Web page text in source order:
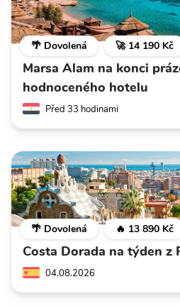
🌴 Dovolená 🚀 14 190 Kč
Marsa Alam na konci
hodnoceného hotelu
Před 33 hodinami
🌴 Dovolená 🔥 13 890 Kč
Costa Dorada na týden z
04.08.2026